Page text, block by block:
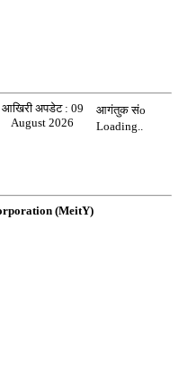
आखिरी अपडेट : 09
August 2026
आगंतुक संo
Loading..
(MeitY)